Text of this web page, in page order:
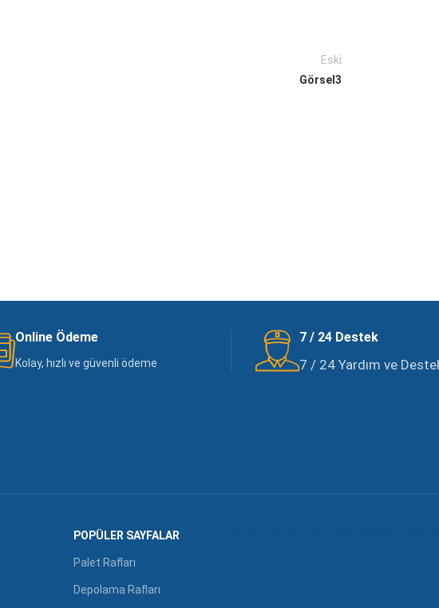
Eski
Görsel3
Online Ödeme
Kolay, hızlı ve güvenli ödeme
7 / 24 Destek
7 / 24 Yardım ve
POPÜLER SAYFALAR
Palet Rafları
Depolama Rafları